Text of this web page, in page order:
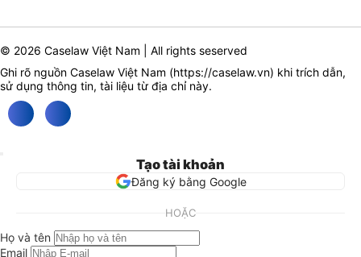
© 2026 Caselaw Việt Nam | All rights seserved
Ghi rõ nguồn Caselaw Việt Nam (https://caselaw.vn) khi trích dẫn,
sử dụng thông tin, tài liệu từ địa chỉ này.
Tạo tài khoản
Đăng ký bằng Google
HOẶC
Họ và tên
Email